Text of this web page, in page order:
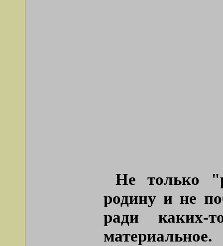
Не только
родину и не
ради
материальное.